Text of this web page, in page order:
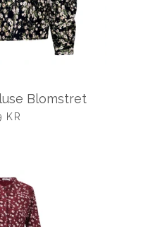
Blomstret
KR